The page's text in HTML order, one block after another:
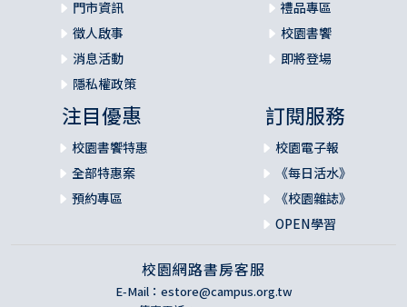
門市資訊
徵人啟事
消息活動
隱私權政策
禮品專區
校園書饗
即將登場
注目優惠
校園書饗特惠
全部特惠案
預約專區
訂閱服務
校園電子報
《每日活水》
《校園雜誌》
OPEN學習
校園網路書房客服
E-Mail： estore@campus.org.tw